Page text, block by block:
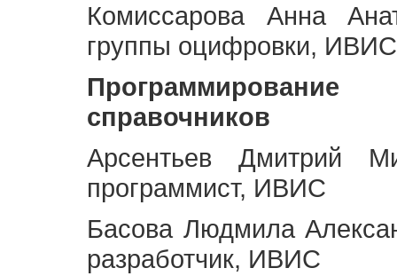
Комиссарова Анна
группы оцифровки, ИВИС
Программирование
справочников
Арсентьев Дмитрий
программист, ИВИС
Басова Людмила
разработчик, ИВИС